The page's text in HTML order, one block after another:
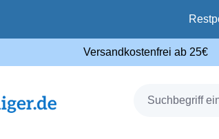
Versandkostenfrei ab 25€